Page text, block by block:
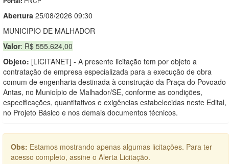
Abertura 25/08/2026 09:30
MUNICIPIO DE MALHADOR
Valor: R$ 555.624,00
Objeto: [LICITANET] - A presente licitação tem por objeto a
contratação de empresa especializada para a execução de obra
comum de engenharia destinada à construção da Praça do Povoado
Antas, no Município de Malhador/SE, conforme as condições,
especificações, quantitativos e exigências estabelecidas neste Edital,
no Projeto Básico e nos demais documentos técnicos.
Obs: Estamos mostrando apenas algumas licitações. Para ter
acesso completo, assine o Alerta Licitação.